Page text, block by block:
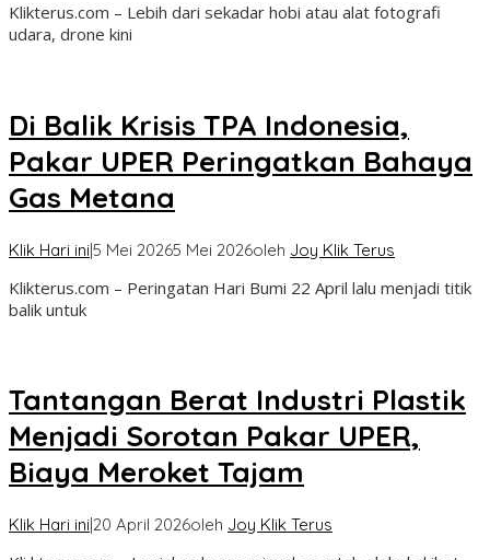
Klikterus.com – Lebih dari sekadar hobi atau alat fotografi
udara, drone kini
Di Balik Krisis TPA Indonesia,
Pakar UPER Peringatkan Bahaya
Gas Metana
Klik Hari ini|5 Mei 20265 Mei 2026oleh Joy Klik Terus
Klikterus.com – Peringatan Hari Bumi 22 April lalu menjadi titik
balik untuk
Tantangan Berat Industri Plastik
Menjadi Sorotan Pakar UPER,
Biaya Meroket Tajam
Klik Hari ini|20 April 2026oleh Joy Klik Terus